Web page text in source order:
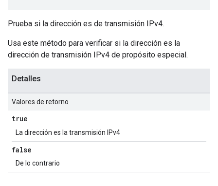
Prueba si la dirección es de transmisión IPv4.
Usa este método para verificar si la dirección es la
dirección de transmisión IPv4 de propósito especial.
Detalles
Valores de retorno
true
La dirección es la transmisión IPv4
false
De lo contrario